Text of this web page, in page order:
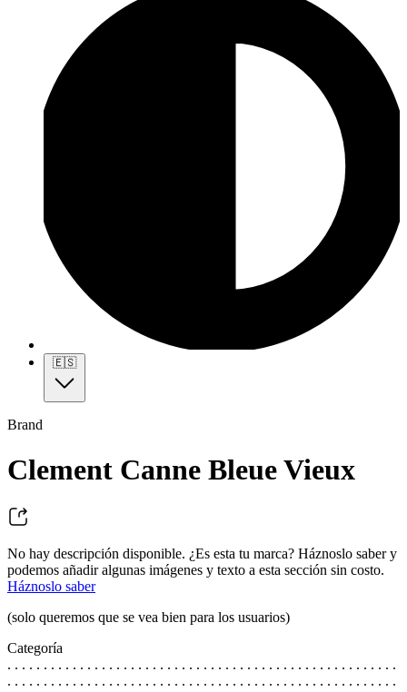
🇪🇸
Brand
Clement Canne Bleue Vieux
No hay descripción disponible. ¿Es esta tu marca? Háznoslo saber y
podemos añadir algunas imágenes y texto a esta sección sin costo.
Háznoslo saber
(solo queremos que se vea bien para los usuarios)
Categoría
. . . . . . . . . . . . . . . . . . . . . . . . . . . . . . . . . . . . . . . . . . . . . . . . . . . . . .
. . . . . . . . . . . . . . . . . . . . . . . . . . . . . . . . . . . . . . . . . . . . . . . . . . . . . .